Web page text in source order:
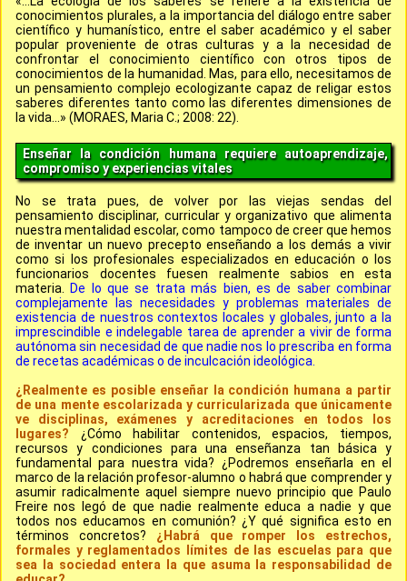
conocimientos plurales, a la importancia del diálogo entre saber
científico y humanístico, entre el saber académico y el saber
popular proveniente de otras culturas y a la necesidad de
confrontar el conocimiento científico con otros tipos de
conocimientos de la humanidad. Mas, para ello, necesitamos de
un pensamiento complejo ecologizante capaz de religar estos
saberes diferentes tanto como las diferentes dimensiones de
la vida...» (MORAES, Maria C.; 2008: 22).
Enseñar la condición humana requiere autoaprendizaje,
compromiso y experiencias vitales
No se trata pues, de volver por las viejas sendas del
pensamiento disciplinar, curricular y organizativo que alimenta
nuestra mentalidad escolar, como tampoco de creer que hemos
de inventar un nuevo precepto enseñando a los demás a vivir
como si los profesionales especializados en educación o los
funcionarios docentes fuesen realmente sabios en esta
materia.
De lo que se trata más bien, es de saber combinar
complejamente las necesidades y problemas materiales de
existencia de nuestros contextos locales y globales, junto a la
imprescindible e indelegable tarea de aprender a vivir de forma
autónoma sin necesidad de que nadie nos lo prescriba en forma
de recetas académicas o de inculcación ideológica.
¿Realmente es posible enseñar la condición humana a partir
de una mente escolarizada y curricularizada que únicamente
ve disciplinas, exámenes y acreditaciones en todos los
lugares? ¿Cómo habilitar contenidos, espacios, tiempos,
recursos y condiciones para una enseñanza tan básica y
fundamental para nuestra vida? ¿Podremos enseñarla en el
marco de la relación profesor-alumno o habrá que comprender y
asumir radicalmente aquel siempre nuevo principio que Paulo
Freire nos legó de que nadie realmente educa a nadie y que
todos nos educamos en comunión? ¿Y qué significa esto en
términos concretos? ¿Habrá que romper los estrechos,
formales y reglamentados límites de las escuelas para que
sea la sociedad entera la que asuma la responsabilidad de